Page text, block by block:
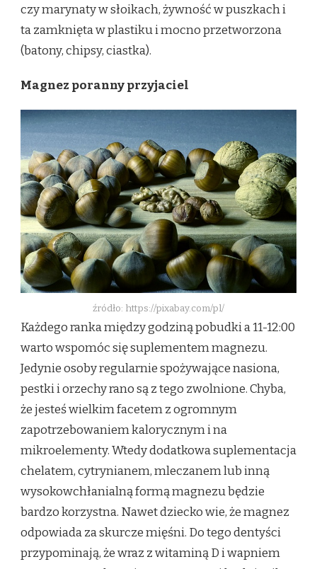
czy marynaty w słoikach, żywność w puszkach i
ta zamknięta w plastiku i mocno przetworzona
(batony, chipsy, ciastka).
Magnez poranny przyjaciel
źródło: https://pixabay.com/pl/
Każdego ranka między godziną pobudki a 11-12:00
warto wspomóc się suplementem magnezu.
Jedynie osoby regularnie spożywające nasiona,
pestki i orzechy rano są z tego zwolnione. Chyba,
że jesteś wielkim facetem z ogromnym
zapotrzebowaniem kalorycznym i na
mikroelementy. Wtedy dodatkowa suplementacja
chelatem, cytrynianem, mleczanem lub inną
wysokowchłanialną formą magnezu będzie
bardzo korzystna. Nawet dziecko wie, że magnez
odpowiada za skurcze mięśni. Do tego dentyści
przypominają, że wraz z witaminą D i wapniem